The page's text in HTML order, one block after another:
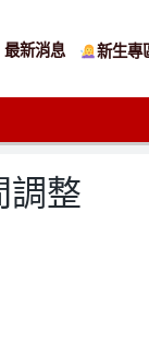
最新消息 新生專
調整